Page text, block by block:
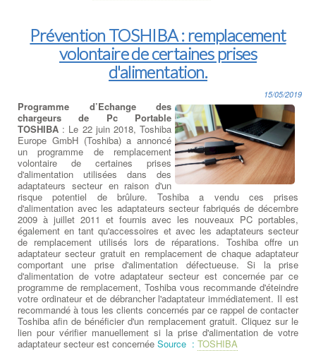
Prévention TOSHIBA : remplacement
volontaire de certaines prises
d'alimentation.
15/05/2019
Programme d’Echange des
chargeurs de Pc Portable
TOSHIBA : Le 22 juin 2018, Toshiba
Europe GmbH (Toshiba) a annoncé
un programme de remplacement
volontaire de certaines prises
d'alimentation utilisées dans des
adaptateurs secteur en raison d'un
risque potentiel de brûlure. Toshiba a vendu ces prises
d'alimentation avec les adaptateurs secteur fabriqués de décembre
2009 à juillet 2011 et fournis avec les nouveaux PC portables,
également en tant qu'accessoires et avec les adaptateurs secteur
de remplacement utilisés lors de réparations. Toshiba offre un
adaptateur secteur gratuit en remplacement de chaque adaptateur
comportant une prise d'alimentation défectueuse. Si la prise
d'alimentation de votre adaptateur secteur est concernée par ce
programme de remplacement, Toshiba vous recommande d'éteindre
votre ordinateur et de débrancher l'adaptateur immédiatement. Il est
recommandé à tous les clients concernés par ce rappel de contacter
Toshiba afin de bénéficier d'un remplacement gratuit. Cliquez sur le
lien pour vérifier manuellement si la prise d'alimentation de votre
adaptateur secteur est concernée Source : TOSHIBA